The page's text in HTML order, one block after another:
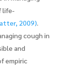
life-
2009).
cough in
and
empiric